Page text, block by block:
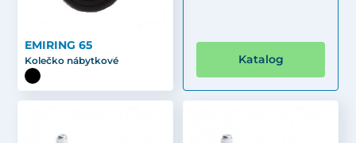
EMIRING 65
Kolečko nábytkové Katalog